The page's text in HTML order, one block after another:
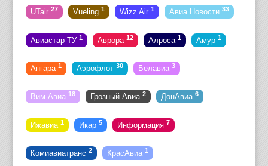
UTair 27 Vueling 1 Wizz Air 1 Авиа Новости 33
Авиастар-ТУ 1 Аврора 12 Алроса 1 Амур 1
Ангара 1 Аэрофлот 30 Белавиа 3
Вим-Авиа 18 Грозный Авиа 2 ДонАвиа 6
Ижавиа 1 Икар 5 Информация 7
Комиавиатранс 2 КрасАвиа 1